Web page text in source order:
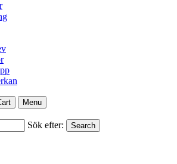
Menu
Sök efter:
Search